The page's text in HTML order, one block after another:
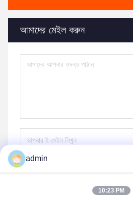
আমাদের মেইল ​​করুন
admin
10:23 PM